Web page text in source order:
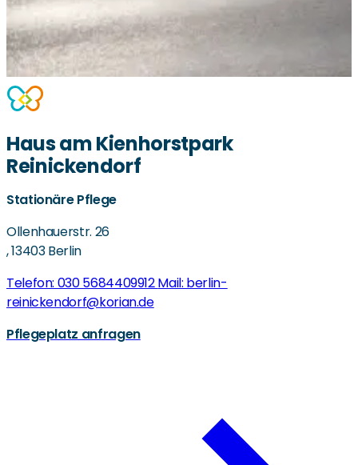
Haus am Kienhorstpark
Reinickendorf
Stationäre Pflege
Ollenhauerstr. 26
,13403 Berlin
Telefon: 030 5684409912Mail: berlin-
reinickendorf@korian.de
Pflegeplatz anfragen